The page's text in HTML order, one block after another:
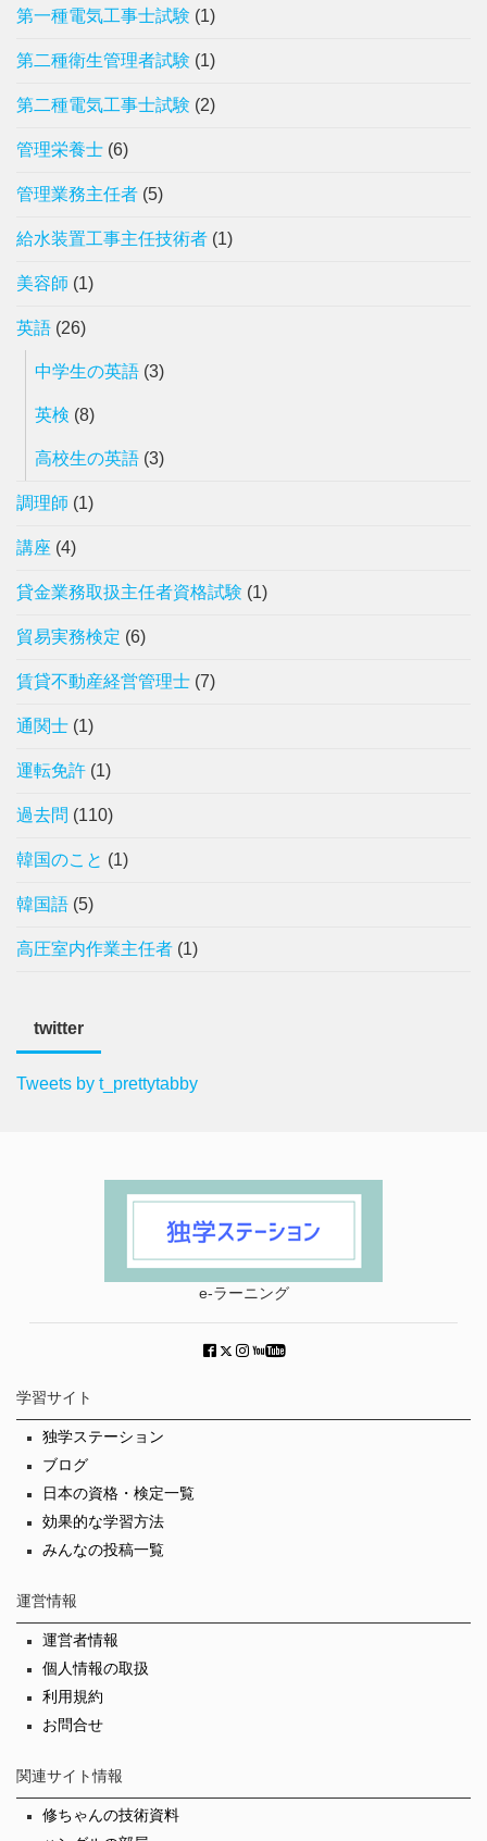
第一種電気工事士試験 (1)
第二種衛生管理者試験 (1)
第二種電気工事士試験 (2)
管理栄養士 (6)
管理業務主任者 (5)
給水装置工事主任技術者 (1)
美容師 (1)
英語 (26)
中学生の英語 (3)
英検 (8)
高校生の英語 (3)
調理師 (1)
講座 (4)
貸金業務取扱主任者資格試験 (1)
貿易実務検定 (6)
賃貸不動産経営管理士 (7)
通関士 (1)
運転免許 (1)
過去問 (110)
韓国のこと (1)
韓国語 (5)
高圧室内作業主任者 (1)
twitter
Tweets by t_prettytabby
e-ラーニング
学習サイト
独学ステーション
ブログ
日本の資格・検定一覧
効果的な学習方法
みんなの投稿一覧
運営情報
運営者情報
個人情報の取扱
利用規約
お問合せ
関連サイト情報
修ちゃんの技術資料